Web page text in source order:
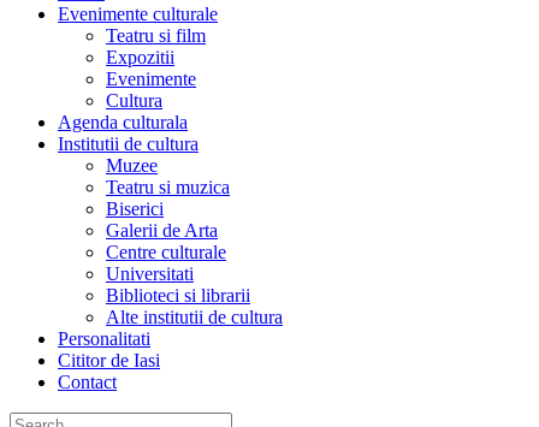
Evenimente culturale
Teatru si film
Expozitii
Evenimente
Cultura
Agenda culturala
Institutii de cultura
Muzee
Teatru si muzica
Biserici
Galerii de Arta
Centre culturale
Universitati
Biblioteci si librarii
Alte institutii de cultura
Personalitati
Cititor de Iasi
Contact